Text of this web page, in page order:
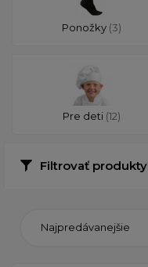
Ponožky (3)
Pre deti (12)
Filtrovať produkty
Najpredávanejšie